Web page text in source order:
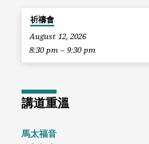
祈禱會
August 12, 2026
8:30 pm – 9:30 pm
講道重溫
馬太福音